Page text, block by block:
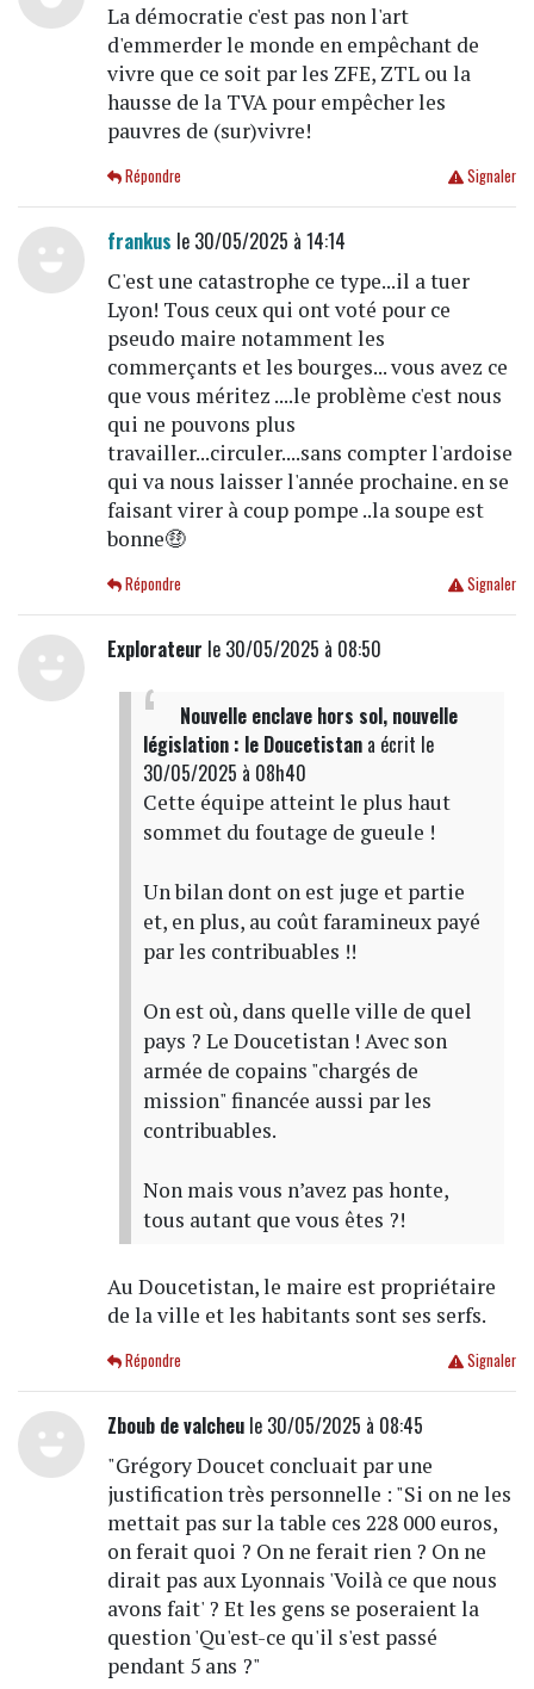
La démocratie c'est pas non l'art
d'emmerder le monde en empêchant de
vivre que ce soit par les ZFE, ZTL ou la
hausse de la TVA pour empêcher les
pauvres de (sur)vivre!
Signaler
Répondre
frankus le 30/05/2025 à 14:14
C'est une catastrophe ce type...il a tuer
Lyon! Tous ceux qui ont voté pour ce
pseudo maire notamment les
commerçants et les bourges... vous avez ce
que vous méritez ....le problème c'est nous
qui ne pouvons plus
travailler...circuler....sans compter l'ardoise
qui va nous laisser l'année prochaine. en se
faisant virer à coup pompe ..la soupe est
bonne🤑
Signaler
Répondre
Explorateur le 30/05/2025 à 08:50
Nouvelle enclave hors sol, nouvelle
législation : le Doucetistana écrit le
30/05/2025 à 08h40
Cette équipe atteint le plus haut
sommet du foutage de gueule !
Un bilan dont on est juge et partie
et, en plus, au coût faramineux payé
par les contribuables !!
On est où, dans quelle ville de quel
pays ? Le Doucetistan ! Avec son
armée de copains "chargés de
mission" financée aussi par les
contribuables.
Non mais vous n’avez pas honte,
tous autant que vous êtes ?!
Au Doucetistan, le maire est propriétaire
de la ville et les habitants sont ses serfs.
Signaler
Répondre
Zboub de valcheule 30/05/2025 à 08:45
"Grégory Doucet concluait par une
justification très personnelle : "Si on ne les
mettait pas sur la table ces 228 000 euros,
on ferait quoi ? On ne ferait rien ? On ne
dirait pas aux Lyonnais 'Voilà ce que nous
avons fait' ? Et les gens se poseraient la
question 'Qu'est-ce qu'il s'est passé
pendant 5 ans ?"